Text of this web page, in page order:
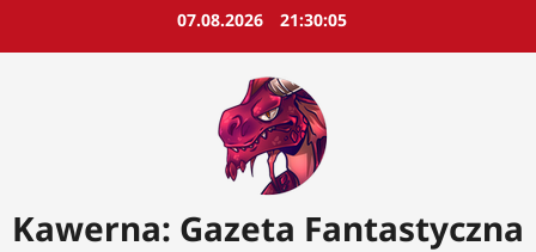
07.08.2026 21:30:07
Kawerna: Gazeta Fantastyczna